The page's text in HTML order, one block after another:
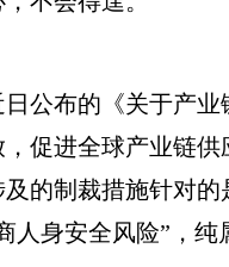
布的《关于产业
促进全球产业链
的制裁措施针对
人身安全风险”，